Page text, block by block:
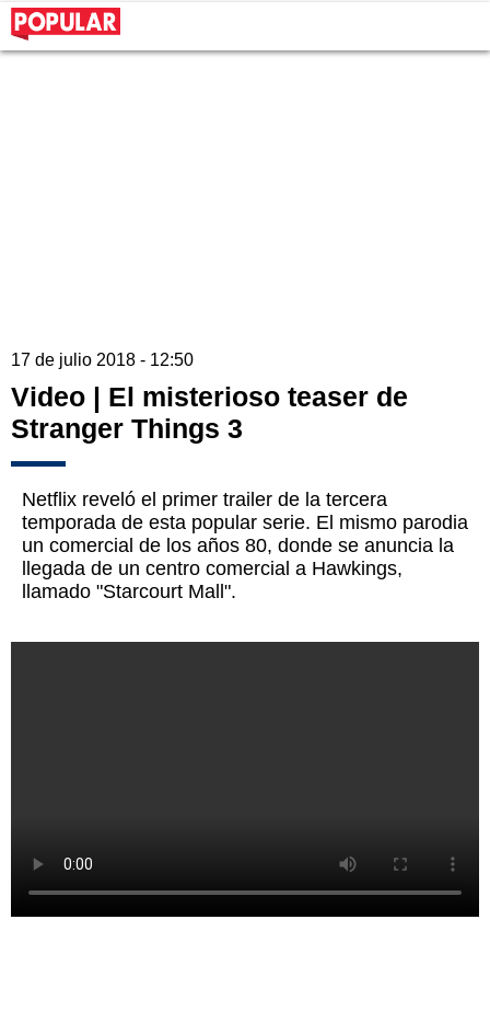
17 de julio 2018 - 12:50
Video | El misterioso teaser de
Stranger Things 3
Netflix reveló el primer trailer de la tercera
temporada de esta popular serie. El mismo parodia
un comercial de los años 80, donde se anuncia la
llegada de un centro comercial a Hawkings,
llamado "Starcourt Mall".